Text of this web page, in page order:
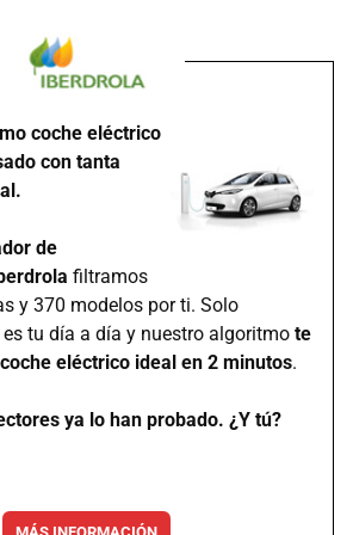
coche eléctrico
con tanta
de
filtramos
y 370 modelos por ti. Solo
tu día a día y nuestro algoritmo te
eléctrico ideal en 2 minutos.
ya lo han probado. ¿Y tú?